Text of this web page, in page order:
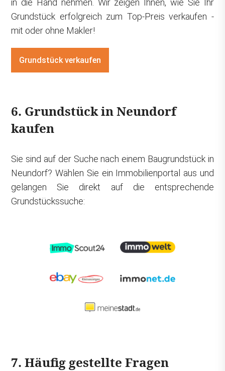
in die Hand nehmen. Wir zeigen Ihnen, wie Sie Ihr
Grundstück erfolgreich zum Top-Preis verkaufen -
mit oder ohne Makler!
Grundstück verkaufen
6. Grundstück in Neundorf
kaufen
Sie sind auf der Suche nach einem Baugrundstück in
Neundorf? Wählen Sie ein Immobilienportal aus und
gelangen Sie direkt auf die entsprechende
Grundstückssuche:
7. Häufig gestellte Fragen